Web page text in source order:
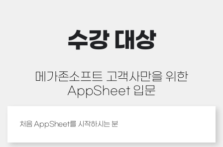
수강 대상
메가존소프트 고객사만을 위한
AppSheet 입문
처음 AppSheet를 시작하시는 분